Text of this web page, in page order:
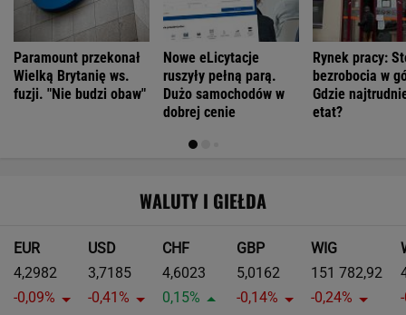
Paramount przekonał
Wielką Brytanię ws.
fuzji. "Nie budzi obaw"
Nowe eLicytacje
ruszyły pełną parą.
Dużo samochodów w
dobrej cenie
Rynek pracy:
bezrobocia w
Gdzie
etat?
WALUTY I GIEŁDA
EUR
4,2982
-0,09%
USD
3,7185
-0,41%
CHF
4,6023
0,15%
GBP
5,0162
-0,14%
WIG
151 782,92
-0,24%